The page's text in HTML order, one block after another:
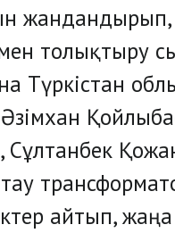
жандандырып,
толықтыру
Түркістан
айтып,